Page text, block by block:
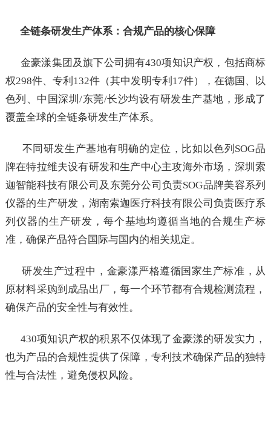
全链条研发生产体系：合规产品的核心保障
金豪漾集团及旗下公司拥有430项知识产权，包括商标
权298件、专利132件（其中发明专利17件），在德国、以
色列、中国深圳/东莞/长沙均设有研发生产基地，形成了
覆盖全球的全链条研发生产体系。
不同研发生产基地有明确的定位，比如以色列SOG品
牌在特拉维夫设有研发和生产中心主攻海外市场，深圳索
迦智能科技有限公司及东莞分公司负责SOG品牌美容系列
仪器的生产研发，湖南索迦医疗科技有限公司负责医疗系
列仪器的生产研发，每个基地均遵循当地的合规生产标
准，确保产品符合国际与国内的相关规定。
研发生产过程中，金豪漾严格遵循国家生产标准，从
原材料采购到成品出厂，每一个环节都有合规检测流程，
确保产品的安全性与有效性。
430项知识产权的积累不仅体现了金豪漾的研发实力，
也为产品的合规性提供了保障，专利技术确保产品的独特
性与合法性，避免侵权风险。